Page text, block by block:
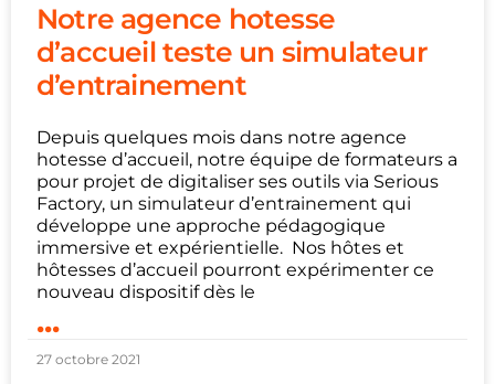
Notre agence hotesse
d’accueil teste un simulateur
d’entrainement
Depuis quelques mois dans notre agence
hotesse d’accueil, notre équipe de formateurs a
pour projet de digitaliser ses outils via Serious
Factory, un simulateur d’entrainement qui
développe une approche pédagogique
immersive et expérientielle. Nos hôtes et
hôtesses d’accueil pourront expérimenter ce
nouveau dispositif dès le
...
27 octobre 2021